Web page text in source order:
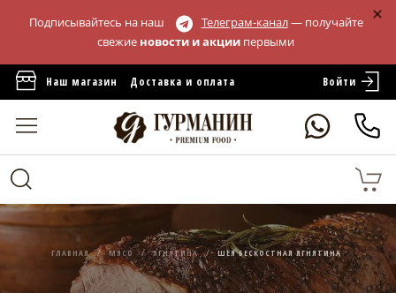
Подписывайтесь на наш Телеграм-канал— получайте
свежие новости и акции первыми
Наш магазин Доставка и оплата Войти
ГЛАВНАЯ МЯСО ЯГНЯТИНА ШЕЯ БЕСКОСТНАЯ ЯГНЯТИНА